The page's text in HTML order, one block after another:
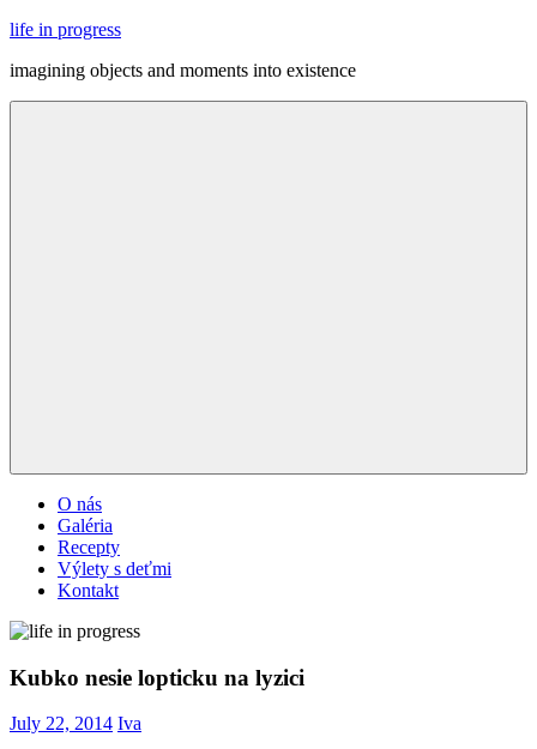
Skip
content
life in progress
imagining objects and moments into existence
O nás
Galéria
Recepty
Výlety s deťmi
Kontakt
Kubko nesie lopticku na lyzici
July 22, 2014 Iva